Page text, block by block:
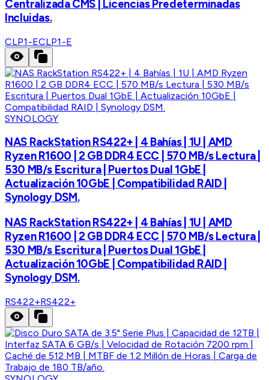
Centralizada CMS | Licencias Predeterminadas
Incluidas.
CLP1-ECLP1-E
SYNOLOGY
NAS RackStation RS422+ | 4 Bahías | 1U | AMD
Ryzen R1600 | 2 GB DDR4 ECC | 570 MB/s Lectura |
530 MB/s Escritura | Puertos Dual 1GbE |
Actualización 10GbE | Compatibilidad RAID |
Synology DSM.
NAS RackStation RS422+ | 4 Bahías | 1U | AMD
Ryzen R1600 | 2 GB DDR4 ECC | 570 MB/s Lectura |
530 MB/s Escritura | Puertos Dual 1GbE |
Actualización 10GbE | Compatibilidad RAID |
Synology DSM.
RS422+RS422+